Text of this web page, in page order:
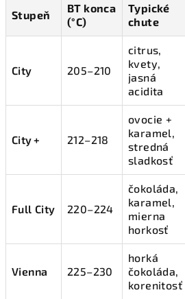
Stupeň
BT konca
(°C)
Typické
chute
City 205–210
citrus,
kvety,
jasná
acidita
City + 212–218
ovocie +
karamel,
stredná
sladkosť
Full City 220–224
čokoláda,
karamel,
mierna
horkosť
Vienna 225–230
horká
čokoláda,
korenitosť